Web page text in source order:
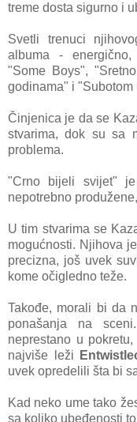
treme dosta sigurno i
Svetli trenuci
albuma -
"Some Boys",
godinama" i "Subotom
Činjenica je da se
stvarima, dok su sa
problema.
"Crno bijeli svijet"
nepotrebno
U tim stvarima se
mogućnosti. Njihova
precizna, još uvek
kome očigledno teže.
Takođe, morali bi da
ponašanja na
neprestano u
najviše leži
uvek opredelili šta bi
Kad neko ume tako
sa koliko ubeđenosti